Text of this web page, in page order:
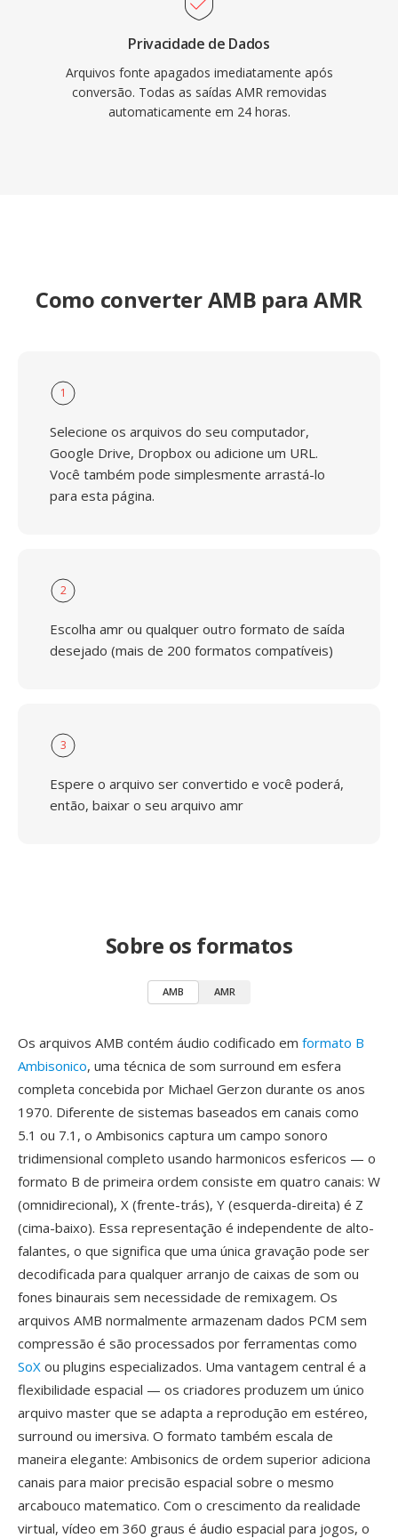
Privacidade de Dados
Arquivos fonte apagados imediatamente após
conversão. Todas as saídas AMR removidas
automaticamente em 24 horas.
Como converter AMB para AMR
1
Selecione os arquivos do seu computador,
Google Drive, Dropbox ou adicione um URL.
Você também pode simplesmente arrastá-lo
para esta página.
2
Escolha amr ou qualquer outro formato de saída
desejado (mais de 200 formatos compatíveis)
3
Espere o arquivo ser convertido e você poderá,
então, baixar o seu arquivo amr
Sobre os formatos
AMB AMR
Os arquivos AMB contém áudio codificado em formato B
Ambisonico, uma técnica de som surround em esfera
completa concebida por Michael Gerzon durante os anos
1970. Diferente de sistemas baseados em canais como
5.1 ou 7.1, o Ambisonics captura um campo sonoro
tridimensional completo usando harmonicos esfericos — o
formato B de primeira ordem consiste em quatro canais: W
(omnidirecional), X (frente-trás), Y (esquerda-direita) é Z
(cima-baixo). Essa representação é independente de alto-
falantes, o que significa que uma única gravação pode ser
decodificada para qualquer arranjo de caixas de som ou
fones binaurais sem necessidade de remixagem. Os
arquivos AMB normalmente armazenam dados PCM sem
compressão é são processados por ferramentas como
SoX ou plugins especializados. Uma vantagem central é a
flexibilidade espacial — os criadores produzem um único
arquivo master que se adapta a reprodução em estéreo,
surround ou imersiva. O formato também escala de
maneira elegante: Ambisonics de ordem superior adiciona
canais para maior precisão espacial sobre o mesmo
arcabouco matematico. Com o crescimento da realidade
virtual, vídeo em 360 graus é áudio espacial para jogos, o